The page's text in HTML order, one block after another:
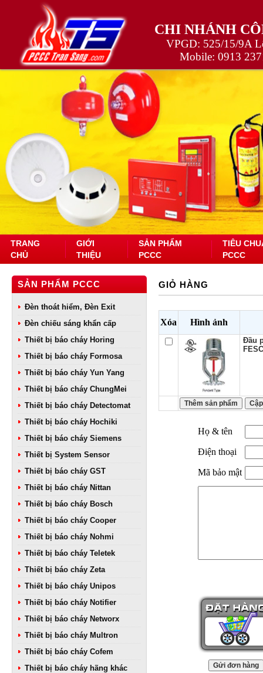
CHI NHÁNH
VPGD: 525/15/9A
Mobile: 0913
TRANG
CHỦ
GIỚI
THIỆU
SẢN PHẨM
PCCC
TIÊU
PCCC
SẢN PHẨM PCCC
Đèn thoát hiểm, Đèn Exit
Đèn chiếu sáng khẩn cấp
Thiết bị báo cháy Horing
Thiết bị báo cháy Formosa
Thiết bị báo cháy Yun Yang
Thiết bị báo cháy ChungMei
Thiết bị báo cháy Detectomat
Thiết bị báo cháy Hochiki
Thiết bị báo cháy Siemens
Thiết bị System Sensor
Thiết bị báo cháy GST
Thiết bị báo cháy Nittan
Thiết bị báo cháy Bosch
Thiết bị báo cháy Cooper
Thiết bị báo cháy Nohmi
Thiết bị báo cháy Teletek
Thiết bị báo cháy Zeta
Thiết bị báo cháy Unipos
Thiết bị báo cháy Notifier
Thiết bị báo cháy Networx
Thiết bị báo cháy Multron
Thiết bị báo cháy Cofem
Thiết bị báo cháy hãng khác
GIỎ HÀNG
Xóa Hình ảnh
Đầu
Họ & tên
Điện thoại
Mã bảo mật